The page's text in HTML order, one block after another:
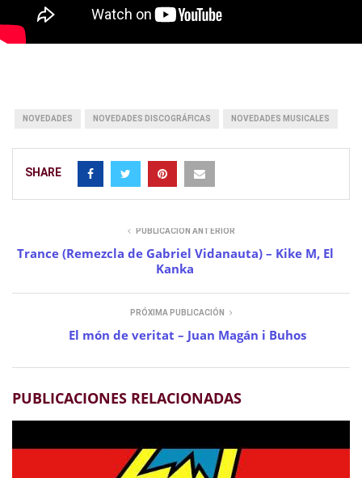
NOVEDADES NOVEDADES DISCOGRÁFICAS NOVEDADES MUSICALES
SHARE
PUBLICACIÓN ANTERIOR
Trance (Remezcla de Gabriel Vidanauta) – Kike M, El
Kanka
PRÓXIMA PUBLICACIÓN
El món de veritat – Juan Magán i Buhos
PUBLICACIONES RELACIONADAS